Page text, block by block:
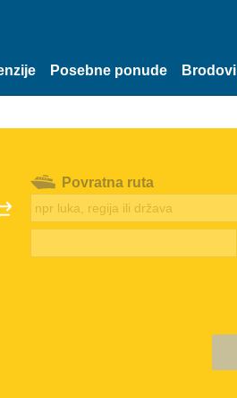
Posebne ponude Brodovi
Povratna ruta